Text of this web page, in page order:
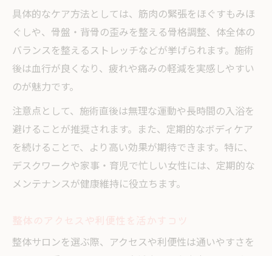
具体的なケア方法としては、筋肉の緊張をほぐすもみほ
ぐしや、骨盤・背骨の歪みを整える骨格調整、体全体の
バランスを整えるストレッチなどが挙げられます。施術
後は血行が良くなり、疲れや痛みの軽減を実感しやすい
のが魅力です。
注意点として、施術直後は無理な運動や長時間の入浴を
避けることが推奨されます。また、定期的なボディケア
を続けることで、より高い効果が期待できます。特に、
デスクワークや家事・育児で忙しい女性には、定期的な
メンテナンスが健康維持に役立ちます。
整体サロンを選ぶ際、アクセスや利便性は通いやすさを